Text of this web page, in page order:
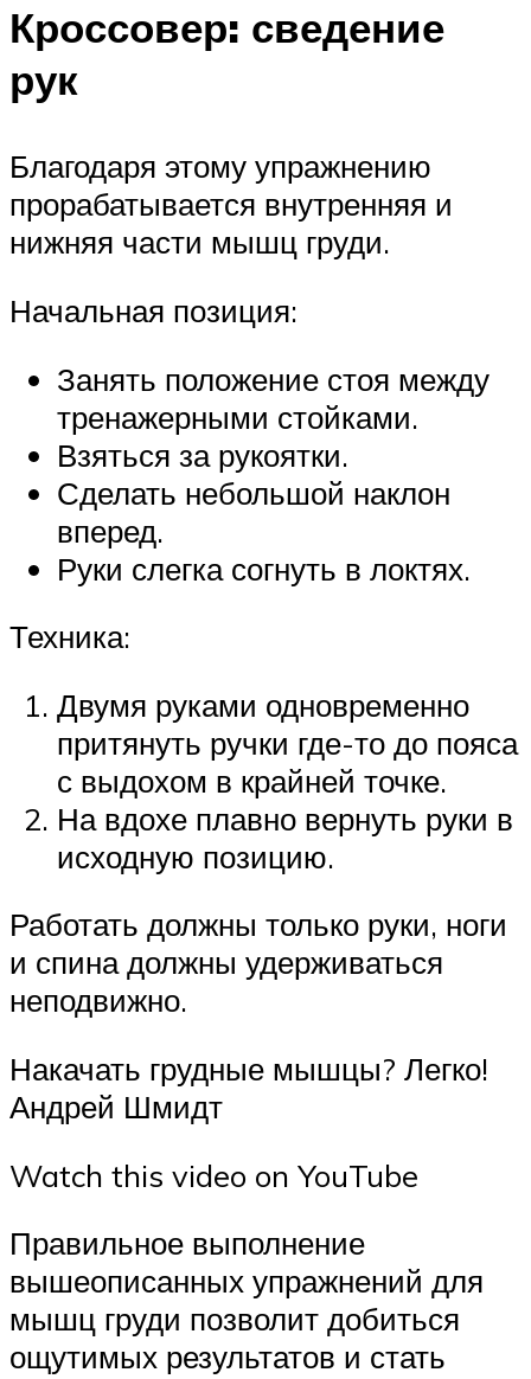
Кроссовер: сведение
рук
Благодаря этому упражнению
прорабатывается внутренняя и
нижняя части мышц груди.
Начальная позиция:
Занять положение стоя между
тренажерными стойками.
Взяться за рукоятки.
Сделать небольшой наклон
вперед.
Руки слегка согнуть в локтях.
Техника:
Двумя руками одновременно
притянуть ручки где-то до пояса
с выдохом в крайней точке.
На вдохе плавно вернуть руки в
исходную позицию.
Работать должны только руки, ноги
и спина должны удерживаться
неподвижно.
Накачать грудные мышцы? Легко!
Андрей Шмидт
Watch this video on YouTube
Правильное выполнение
вышеописанных упражнений для
мышц груди позволит добиться
ощутимых результатов и стать